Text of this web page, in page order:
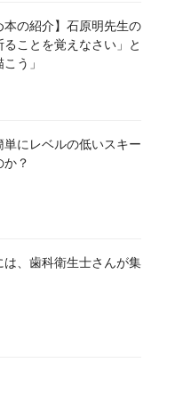
本の紹介】石原明先生の
ることを覚えなさい」と
こう」
にレベルの低いスキー
か？
は、歯科衛生士さんが集